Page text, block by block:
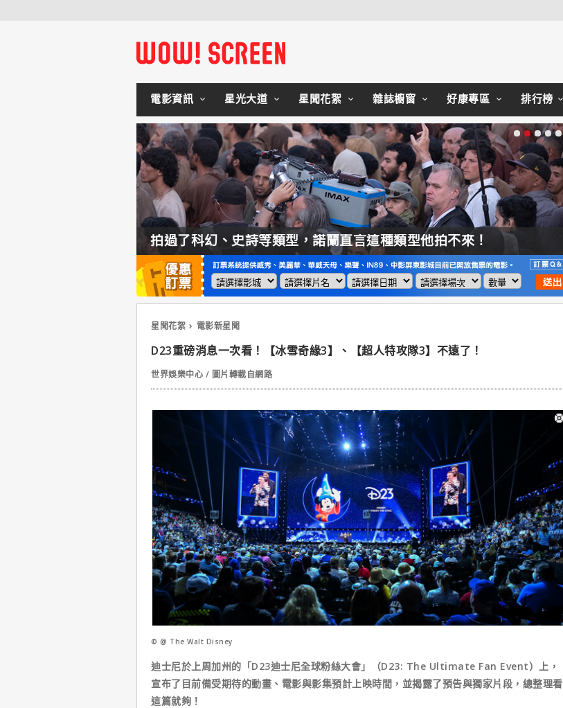
電影資訊 星光大道 星聞花絮 雜誌櫥窗 好康專區 排行榜
拍過了科幻、史詩等類型，諾蘭直言這種類型他拍不來！
星聞花絮 電影新星聞
D23重磅消息一次看！【冰雪奇緣3】、【超人特攻隊3】不遠了！
世界娛樂中心 / 圖片轉載自網路
© @ The Walt Disney
迪士尼於上周加州的「D23迪士尼全球粉絲大會」（D23: The Ultimate Fan Event）上，
宣布了目前備受期待的動畫、電影與影集預計上映時間，並揭露了預告與獨家片段，總整理看
這篇就夠！